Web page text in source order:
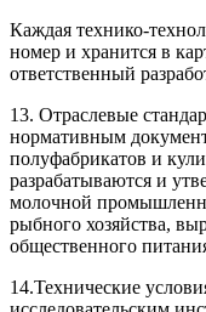
Каждая технико-
номер и хранится в
ответственный
13. Отраслевые
нормативным
полуфабрикатов и
разрабатываются и
молочной
рыбного хозяйства,
общественного
14.Технические